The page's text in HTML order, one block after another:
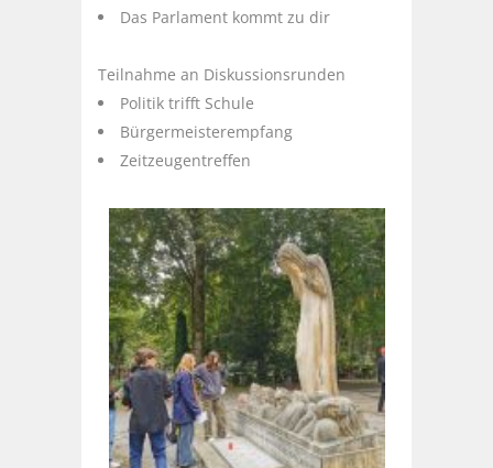
Das Parlament kommt zu dir
Teilnahme an Diskussionsrunden
Politik trifft Schule
Bürgermeisterempfang
Zeitzeugentreffen